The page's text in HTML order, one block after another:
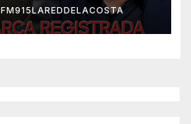
FM915LAREDDELACOSTA